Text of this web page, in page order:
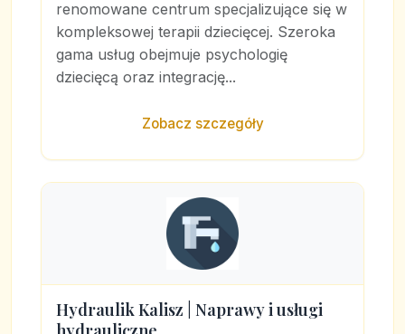
renomowane centrum specjalizujące się w
kompleksowej terapii dziecięcej. Szeroka
gama usług obejmuje psychologię
dziecięcą oraz integrację...
Zobacz szczegóły
Hydraulik Kalisz | Naprawy i usługi